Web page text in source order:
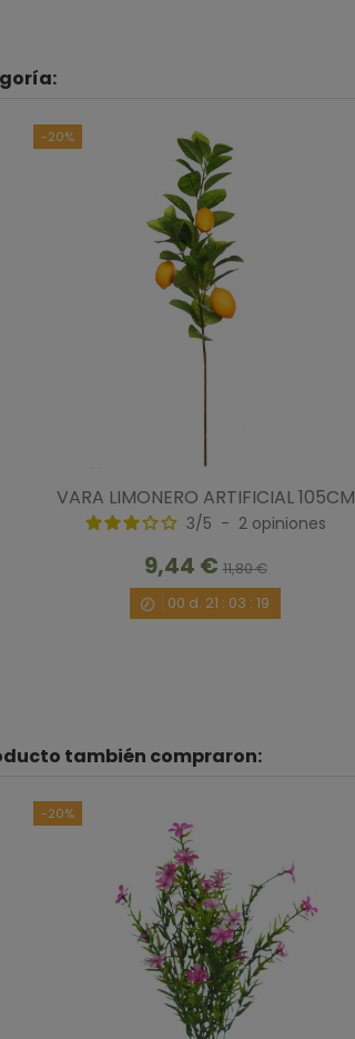
-20%
VARA LIMONERO ARTIFICIAL 105CM
3/5 - 2 opiniones
9,44 €11,80 €
00 d. 21 : 03 :18
también compraron:
-20%